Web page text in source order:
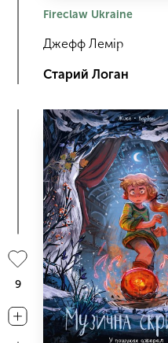
Fireclaw Ukraine
Джефф Лемір
Старий Логан
9